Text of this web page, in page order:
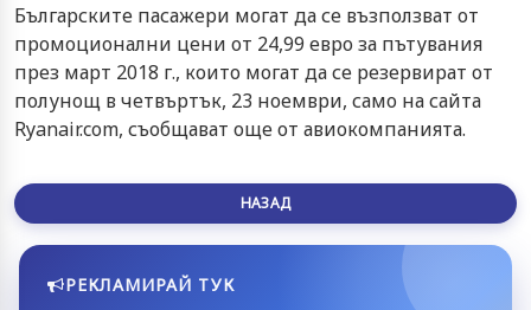
Българските пасажери могат да се възползват от
промоционални цени от 24,99 евро за пътувания
през март 2018 г., които могат да се резервират от
полунощ в четвъртък, 23 ноември, само на сайта
Ryanair.com, съобщават още от авиокомпанията.
НАЗАД
РЕКЛАМИРАЙ ТУК